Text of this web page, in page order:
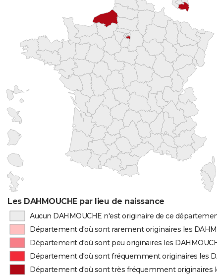
Les DAHMOUCHE par lieu de naissance
Aucun DAHMOUCHE n'est originaire de ce département
Département d'où sont rarement originaires les
Département d'où sont peu originaires les
Département d'où sont fréquemment originaires les
Département d'où sont très fréquemment originaires